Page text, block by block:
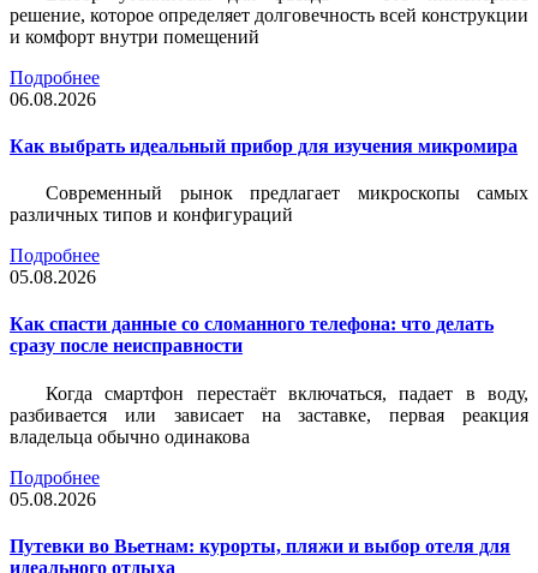
решение, которое определяет долговечность всей конструкции
и комфорт внутри помещений
Подробнее
06.08.2026
Как выбрать идеальный прибор для изучения микромира
Современный рынок предлагает микроскопы самых
различных типов и конфигураций
Подробнее
05.08.2026
Как спасти данные со сломанного телефона: что делать
сразу после неисправности
Когда смартфон перестаёт включаться, падает в воду,
разбивается или зависает на заставке, первая реакция
владельца обычно одинакова
Подробнее
05.08.2026
Путевки во Вьетнам: курорты, пляжи и выбор отеля для
идеального отдыха